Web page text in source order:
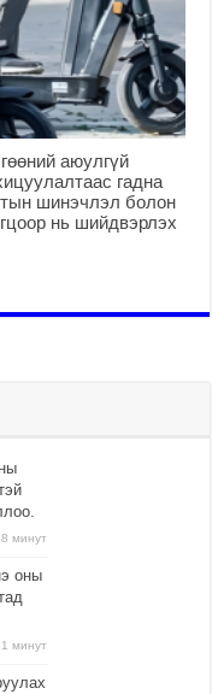
аюулгүй
гадна
шинэчлэл болон
нь шийдвэрлэх
минут
оны
минут